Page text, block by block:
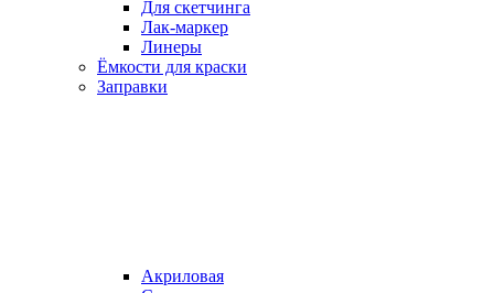
Для скетчинга
Лак-маркер
Линеры
Ёмкости для краски
Заправки
Акриловая